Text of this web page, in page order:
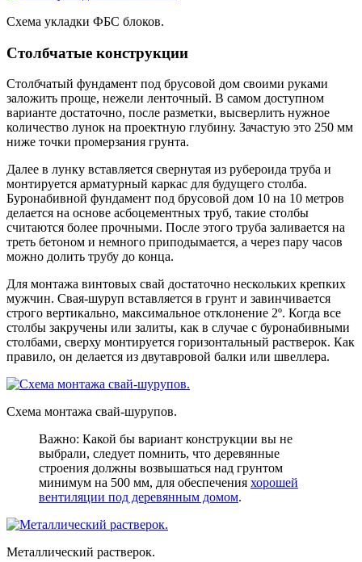
Схема укладки ФБС блоков.
Столбчатые конструкции
Столбчатый фундамент под брусовой дом своими руками
заложить проще, нежели ленточный. В самом доступном
варианте достаточно, после разметки, высверлить нужное
количество лунок на проектную глубину. Зачастую это 250 мм
ниже точки промерзания грунта.
Далее в лунку вставляется свернутая из рубероида труба и
монтируется арматурный каркас для будущего столба.
Буронабивной фундамент под брусовой дом 10 на 10 метров
делается на основе асбоцементных труб, такие столбы
считаются более прочными. После этого труба заливается на
треть бетоном и немного приподымается, а через пару часов
можно долить трубу до конца.
Для монтажа винтовых свай достаточно нескольких крепких
мужчин. Свая-шуруп вставляется в грунт и завинчивается
строго вертикально, максимальное отклонение 2º. Когда все
столбы закручены или залиты, как в случае с буронабивными
столбами, сверху монтируется горизонтальный растверок. Как
правило, он делается из двутавровой балки или швеллера.
Схема монтажа свай-шурупов.
Важно: Какой бы вариант конструкции вы не
выбрали, следует помнить, что деревянные
строения должны возвышаться над грунтом
минимум на 500 мм, для обеспечения хорошей
вентиляции под деревянным домом.
Металлический растверок.